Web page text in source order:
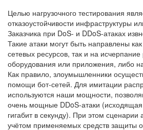
Целью нагрузочного тестирования
отказоустойчивости инфраструктуры
Заказчика при DoS- и DDoS-атаках
Такие атаки могут быть направлены
сетевых ресурсов, так и на
оборудования или приложения, либо
Как правило, злоумышленники
помощи бот-сетей. Для имитации
используются наши мощности,
очень мощные DDoS-атаки (исходящая
гигабит в секунду). При этом сценарии
учётом применяемых средств защиты